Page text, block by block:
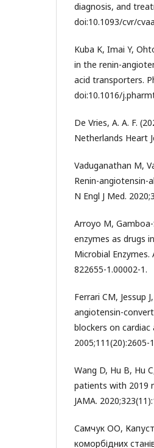
diagnosis, and
doi:10.1093/cvr/
Kuba K, Imai Y,
in the renin-
acid transporters.
doi:10.1016/
De Vries, A. A. F.
Netherlands Heart
Vaduganathan M,
Renin-angiotensin-
N Engl J Med.
Arroyo M,
enzymes as drugs
Microbial Enzymes.
822655-1.00002-1.
Ferrari CM, Jessup
angiotensin-
blockers on
2005;111(20):2605-
Wang D, Hu B, Hu
patients with 2019
JAMA.
Самчук ОО,
коморбідних